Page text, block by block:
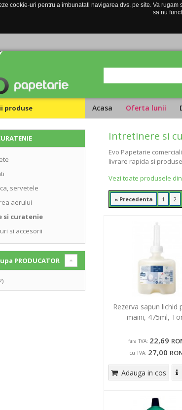
cookie-uri pentru a imbunatati navigarea dvs. pe site. Va
sa nu
produse Acasa Oferta lunii
Intretinere si
Evo Papetarie
livrare rapida si
Vezi toate produsele
« Precedenta 1 2
Rezerva sapun lichid
maini, 475ml,
fara TVA: 22,69
cu TVA: 27,00
Adauga in cos
servetele
aerului
si curatenie
si accesorii
PRODUCATOR